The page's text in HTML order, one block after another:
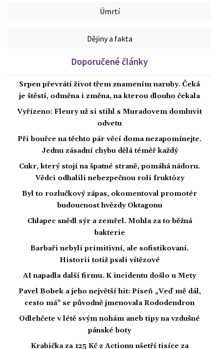
Úmrtí
Dějiny a fakta
Doporučené články
Srpen převrátí život třem znamením naruby. Čeká
je štěstí, odměna i změna, na kterou dlouho čekala
Vyřízeno: Fleury už si stihl s Muradovem domluvit
odvetu
Při bouřce na těchto pár věcí doma nezapomínejte.
Jednu zásadní chybu dělá téměř každý
Cukr, který stojí na špatné straně, pomáhá nádoru.
Vědci odhalili nebezpečnou roli fruktózy
Byl to rozlučkový zápas, okomentoval promotér
budoucnost hvězdy Oktagonu
Chlapec snědl sýr a zemřel. Mohla za to běžná
bakterie
Barbaři nebyli primitivní, ale sofistikovaní.
Historii totiž psali vítězové
AI napadla další firmu. K incidentu došlo u Mety
Pavel Bobek a jeho největší hit: Píseň „Veď mě dál,
cesto má“ se původně jmenovala Rododendron
Odlehčete v létě svým nohám aneb tipy na vzdušné
pánské boty
Krabička za 125 Kč z Actionu ušetří tisíce za